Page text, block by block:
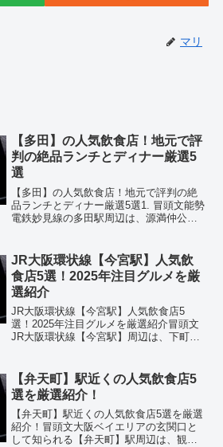
マリ
【多田】の人気飲食店！地元で評
判の絶品ランチとディナー厳選5
選
【多田】の人気飲食店！地元で評判の絶
品ランチとディナー厳選5選1. 冒頭文能勢
電鉄妙見線の多田駅周辺は、源満仲公ゆ
宅地が共存しています。この地域には、
参拝客や地元住民に...
JR大阪環状線【今宮駅】人気飲
食店5選！2025年注目グルメを厳
選紹介
JR大阪環状線【今宮駅】人気飲食店5
選！2025年注目グルメを厳選紹介冒頭文
JR大阪環状線【今宮駅】周辺は、下町の
海鮮、創作料理などジャンルも豊富で、
ランチやディナーに...
【弁天町】駅近くの人気飲食店5
選を厳選紹介！
【弁天町】駅近くの人気飲食店5選を厳選
紹介！冒頭文大阪ベイエリアの玄関口と
して知られる【弁天町】駅周辺は、観光